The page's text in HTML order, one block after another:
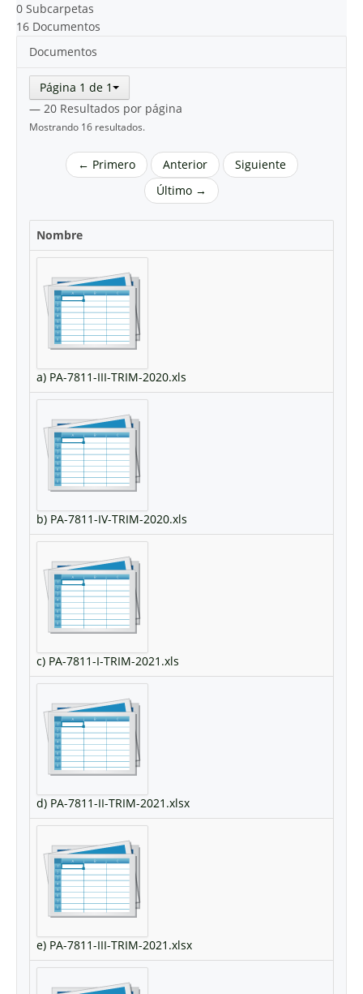
0 Subcarpetas
16 Documentos
Documentos
Página 1 de 1
— 20 Resultados por página
Mostrando 16 resultados.
← Primero Anterior
Siguiente
Último →
Nombre
a) PA-7811-III-TRIM-2020.xls
b) PA-7811-IV-TRIM-2020.xls
c) PA-7811-I-TRIM-2021.xls
d) PA-7811-II-TRIM-2021.xlsx
e) PA-7811-III-TRIM-2021.xlsx